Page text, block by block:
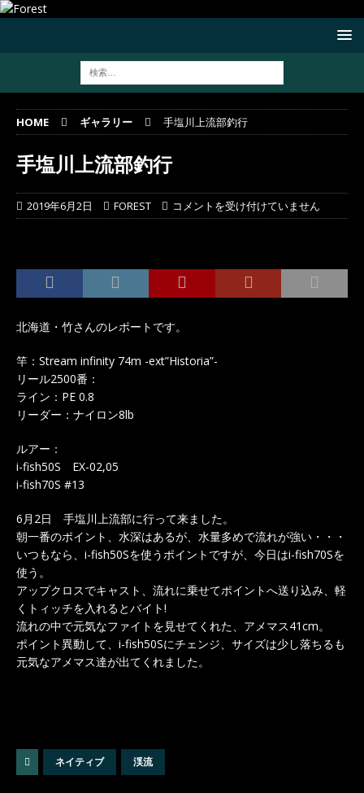
HOME ギャラリー 手塩川上流部釣行
手塩川上流部釣行
2019年6月2日 FOREST コメントを受け付けていません
北海道・竹さんのレポートです。
竿：Stream infinity 74m -ext”Historia”-
リール2500番：
ライン：PE 0.8
リーダー：ナイロン8lb
ルアー：
i-fish50S EX-02,05
i-fish70S #13
6月2日 手塩川上流部に行って来ました。
朝一番のポイント、水深はあるが、水量多めで流れが強い・・・
いつもなら、i-fish50Sを使うポイントですが、今日はi-fish70Sを
使う。
アップクロスでキャスト、流れに乗せてポイントへ送り込み、軽
くトィッチを入れるとバイト!
流れの中で元気なファイトを見せてくれた、アメマス41cm。
ポイント異動して、i-fish50Sにチェンジ、サイズは少し落ちるも
元気なアメマス達が出てくれました。
ネイティブ 渓流